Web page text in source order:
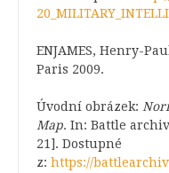
ENJAMES, Henry-
Paris 2009.
Úvodní obrázek:
Map. In: Battle
21]. Dostupné
z: https://